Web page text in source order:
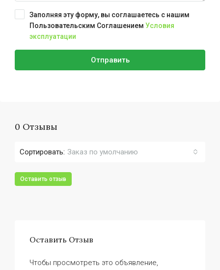
Заполняя эту форму, вы соглашаетесь с нашим
Пользовательским Соглашением Условия
эксплуатации
Отправить
0 Отзывы
Сортировать: Заказ по умолчанию
Оставить отзыв
Оставить Отзыв
Чтобы просмотреть это объявление,